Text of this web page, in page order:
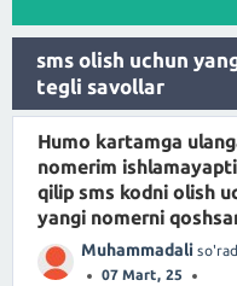
sms olish uchun
tegli savollar
Humo kartamga
nomerim
qilip sms kodni olish
yangi nomerni
Muhammadali
07 Mart, 25